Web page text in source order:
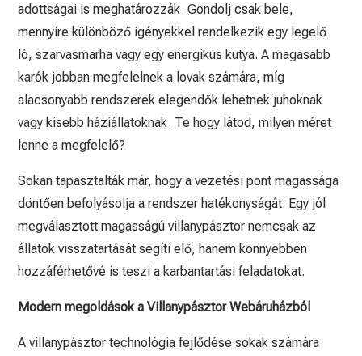
adottságai is meghatározzák. Gondolj csak bele,
mennyire különböző igényekkel rendelkezik egy legelő
ló, szarvasmarha vagy egy energikus kutya. A magasabb
karók jobban megfelelnek a lovak számára, míg
alacsonyabb rendszerek elegendők lehetnek juhoknak
vagy kisebb háziállatoknak. Te hogy látod, milyen méret
lenne a megfelelő?
Sokan tapasztalták már, hogy a vezetési pont magassága
döntően befolyásolja a rendszer hatékonyságát. Egy jól
megválasztott magasságú villanypásztor nemcsak az
állatok visszatartását segíti elő, hanem könnyebben
hozzáférhetővé is teszi a karbantartási feladatokat.
Modern megoldások a Villanypásztor Webáruházból
A villanypásztor technológia fejlődése sokak számára